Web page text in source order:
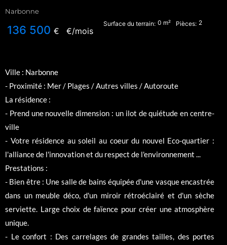
Narbonne
136 500 € €/mois
Surface du terrain: 0 m² Pièces: 2
Ville : Narbonne
- Proximité : Mer / Plages / Autres villes / Autoroute
La résidence :
- Prend une nouvelle dimension : un ilot de quiétude en centre-
ville
- Votre résidence au soleil au coeur du nouvel Eco-quartier :
l'alliance de l'innovation et du respect de l'environnement ...
Prestations :
- Bien être : Une salle de bains équipée d'une vasque encastrée
dans un meuble déco, d'un miroir rétroéclairé et d'un sèche
serviette. Large choix de faïence pour créer une atmosphère
unique.
- Le confort : Des carrelages de grandes tailles, des portes